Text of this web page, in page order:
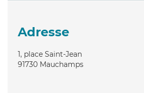
Adresse
1, place Saint-Jean
91730 Mauchamps